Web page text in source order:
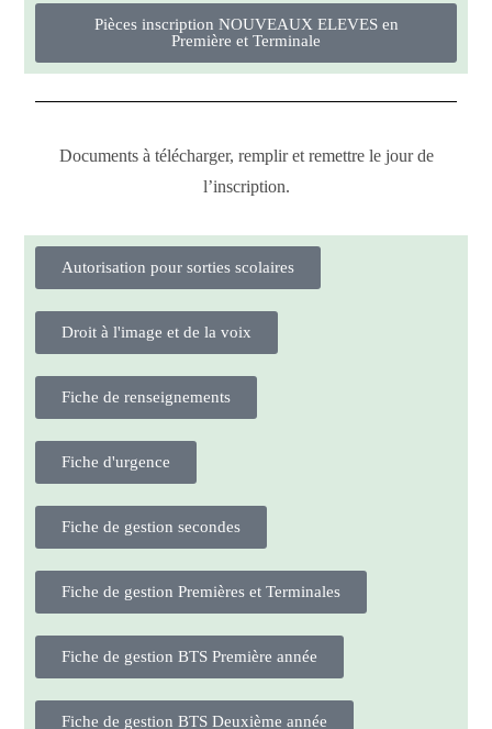
Pièces inscription NOUVEAUX ELEVES en
Première et Terminale
Documents à télécharger, remplir et remettre le jour de
l’inscription.
Autorisation pour sorties scolaires
Droit à l'image et de la voix
Fiche de renseignements
Fiche d'urgence
Fiche de gestion secondes
Fiche de gestion Premières et Terminales
Fiche de gestion BTS Première année
Fiche de gestion BTS Deuxième année